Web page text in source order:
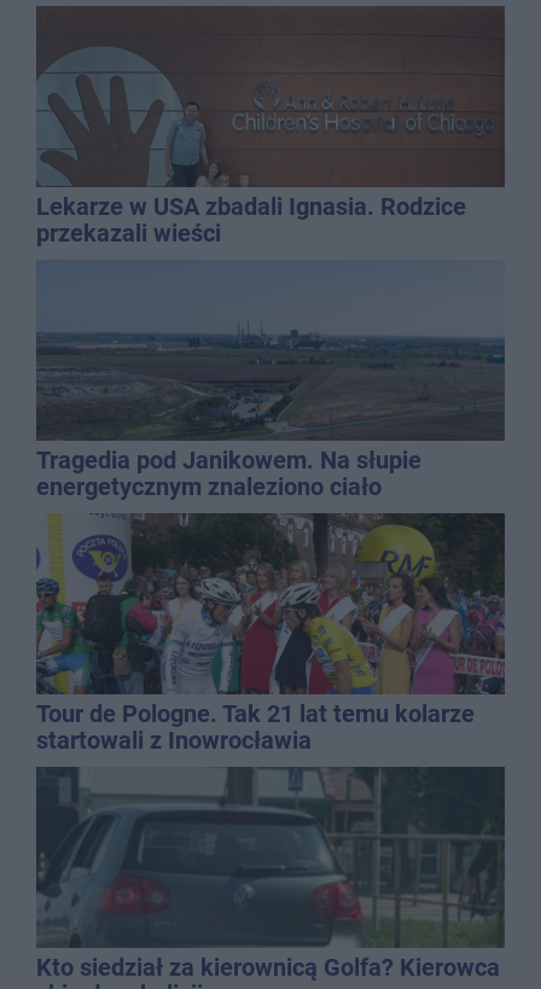
Lekarze w USA zbadali Ignasia. Rodzice
przekazali wieści
Tragedia pod Janikowem. Na słupie
energetycznym znaleziono ciało
mężczyzny
Tour de Pologne. Tak 21 lat temu kolarze
startowali z Inowrocławia
Kto siedział za kierownicą Golfa? Kierowca